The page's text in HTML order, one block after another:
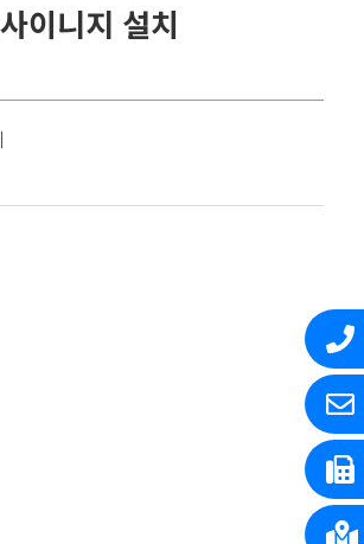
이니지 설치